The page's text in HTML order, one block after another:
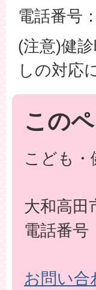
電話番号
(注意)健
しの対応
この
こども・
大和高田
電話番号
お問い合